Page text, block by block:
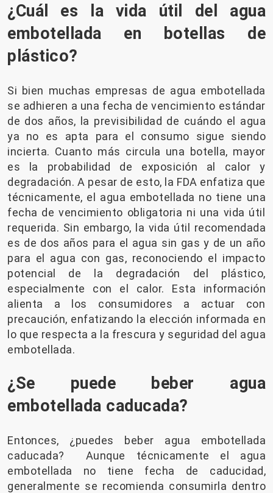
¿Cuál es la vida útil del agua
embotellada en botellas de
plástico?
Si bien muchas empresas de agua embotellada
se adhieren a una fecha de vencimiento estándar
de dos años, la previsibilidad de cuándo el agua
ya no es apta para el consumo sigue siendo
incierta. Cuanto más circula una botella, mayor
es la probabilidad de exposición al calor y
degradación. A pesar de esto, la FDA enfatiza que
técnicamente, el agua embotellada no tiene una
fecha de vencimiento obligatoria ni una vida útil
requerida. Sin embargo, la vida útil recomendada
es de dos años para el agua sin gas y de un año
para el agua con gas, reconociendo el impacto
potencial de la degradación del plástico,
especialmente con el calor. Esta información
alienta a los consumidores a actuar con
precaución, enfatizando la elección informada en
lo que respecta a la frescura y seguridad del agua
embotellada.
¿Se puede beber agua
embotellada caducada?
Entonces, ¿puedes beber agua embotellada
caducada? Aunque técnicamente el agua
embotellada no tiene fecha de caducidad,
generalmente se recomienda consumirla dentro